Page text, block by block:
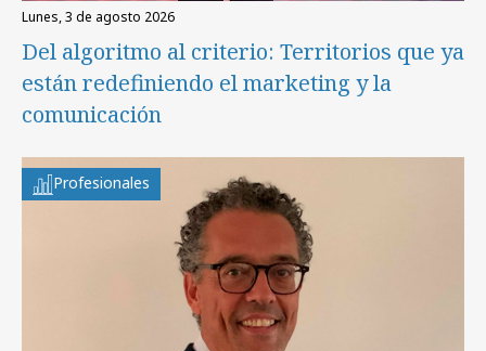
lunes, 3 de agosto 2026
Del algoritmo al criterio: Territorios que ya
están redefiniendo el marketing y la
comunicación
Profesionales